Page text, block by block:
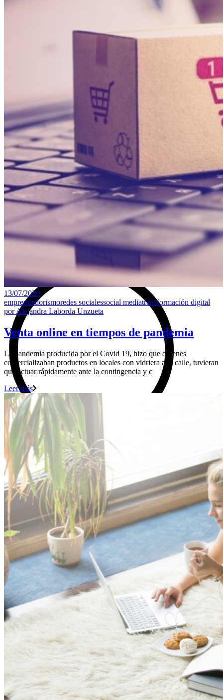
Inicio
Agencia
Testimonios
Blog
13/07/2020
emprendedorismoredes socialessocial mediatransformación digital
porAlejandra Laborda Unzueta
Venta online en tiempos de pandemia
La pandemia producida por el Covid 19, hizo que quienes
comercializaban productos en locales con vidriera a la calle, tuvieran
que actuar rápidamente ante la contingencia y c
Leer más